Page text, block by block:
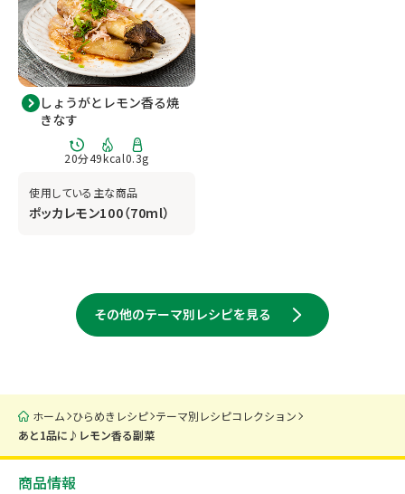
しょうがとレモン香る焼
きなす
20分49kcal0.3g
使用している主な商品
ポッカレモン100（70ml）
その他のテーマ別レシピを見る
ホーム ひらめきレシピ テーマ別レシピコレクション
あと1品に♪レモン香る副菜
商品情報